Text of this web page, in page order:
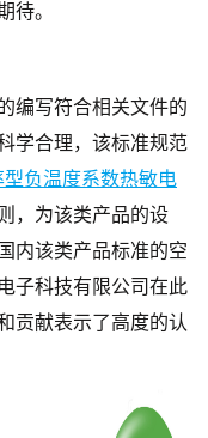
待。
编写符合相关文件的
学合理，该标准规范
型负温度系数热敏电
，为该类产品的设
内该类产品标准的空
子科技有限公司在此
贡献表示了高度的认